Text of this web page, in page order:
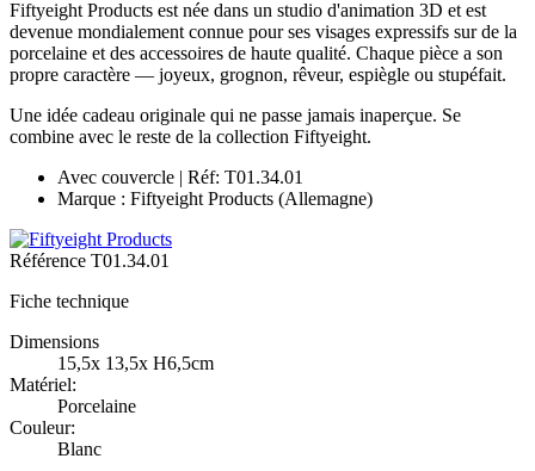
Fiftyeight Products est née dans un studio d'animation 3D et est
devenue mondialement connue pour ses visages expressifs sur de la
porcelaine et des accessoires de haute qualité. Chaque pièce a son
propre caractère — joyeux, grognon, rêveur, espiègle ou stupéfait.
Une idée cadeau originale qui ne passe jamais inaperçue. Se
combine avec le reste de la collection Fiftyeight.
Avec couvercle | Réf: T01.34.01
Marque : Fiftyeight Products (Allemagne)
Référence T01.34.01
Fiche technique
Dimensions
15,5x 13,5x H6,5cm
Matériel:
Porcelaine
Couleur:
Blanc